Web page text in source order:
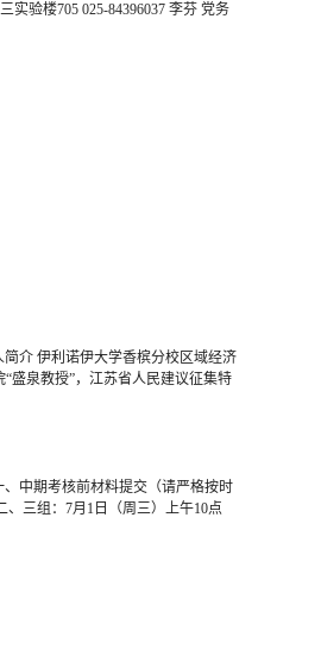
实验楼705 025-84396037 李芬 党务
简介 伊利诺伊大学香槟分校区域经济
盛泉教授”，江苏省人民建议征集特
中期考核前材料提交（请严格按时
三组：7月1日（周三）上午10点